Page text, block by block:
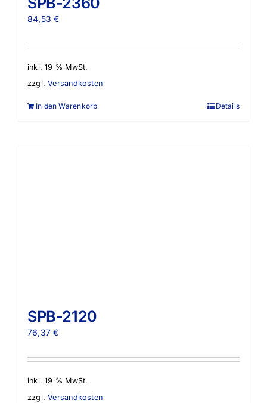
84,53€
inkl. 19 % MwSt.
zzgl.Versandkosten
In den Warenkorb Details
SPB-2120
76,37€
inkl. 19 % MwSt.
zzgl.Versandkosten